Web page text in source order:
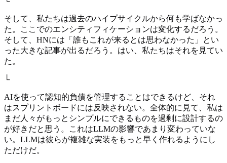
そして、私たちは過去のハイプサイクルから何も学ばなかっ
た。ここでのエンシティフィケーションは変化するだろう。
そして、HNには「誰もこれが来るとは思わなかった」とい
った大きな記事が出るだろう。はい、私たちはそれを見てい
た。
└
AIを使って認知的負債を管理することはできるけど、それ
はスプリントボードには反映されない。全体的に見て、私は
まだ人々がもっとシンプルにできるものを過剰に設計するの
が好きだと思う。これはLLMの影響であまり変わっていな
い。LLMは彼らが複雑な実装をもっと早く作れるようにし
ただけだ。